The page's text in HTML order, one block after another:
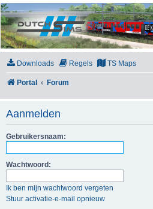
DutchSims
Downloads Regels TS Maps
Portal Forum
Aanmelden
Gebruikersnaam:
Wachtwoord:
Ik ben mijn wachtwoord vergeten
Stuur activatie-e-mail opnieuw